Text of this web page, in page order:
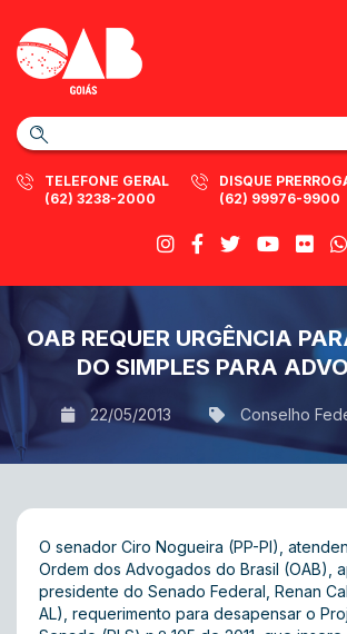
TELEFONE GERAL
(62) 3238-2000
DISQUE
(62) 99976-9900
OAB REQUER URGÊNCIA
DO SIMPLES PARA
22/05/2013 Conselho
O senador Ciro Nogueira (PP-PI),
Ordem dos Advogados do Brasil (OAB),
presidente do Senado Federal, Renan
AL), requerimento para desapensar o